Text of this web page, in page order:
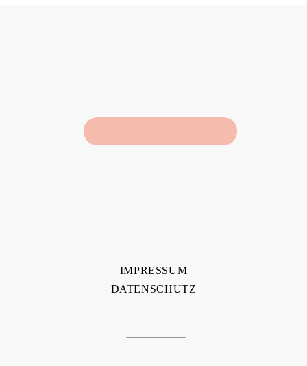
IMPRESSUM
DATENSCHUTZ